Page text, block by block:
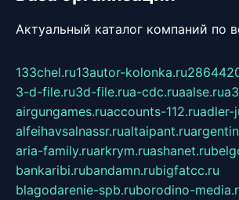
Актуальный каталог компаний по
133chel.ru13autor-kolonka.ru
3-d-file.ru3d-file.rua-cdc.ruaalse.ru
airgungames.ruaccounts-112.ruadler-
alfeihavsalnassr.rualtaipant.ru
aria-family.ruarkrym.ruashanet.ru
bankaribi.rubandamn.rubigfatcc.ru
blagodarenie-spb.ruborodino-